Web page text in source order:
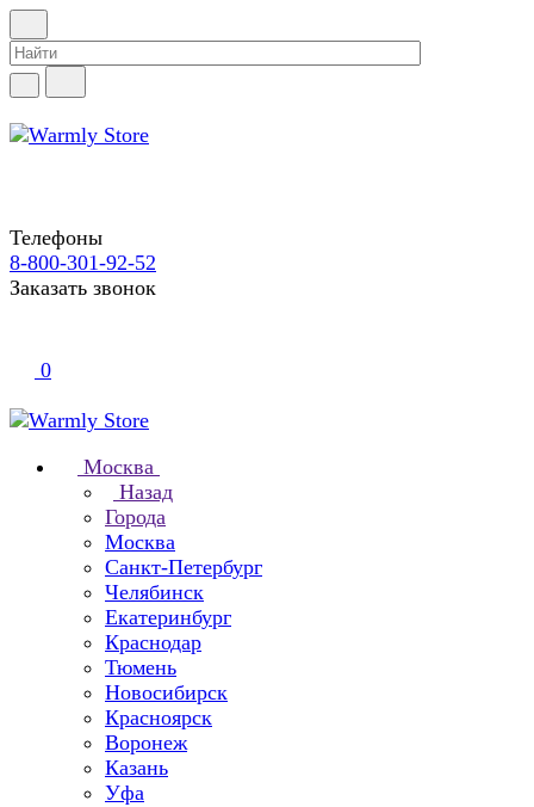
Телефоны
8-800-301-92-52
Заказать звонок
0
Москва
Назад
Города
Москва
Санкт-Петербург
Челябинск
Екатеринбург
Краснодар
Тюмень
Новосибирск
Красноярск
Воронеж
Казань
Уфа